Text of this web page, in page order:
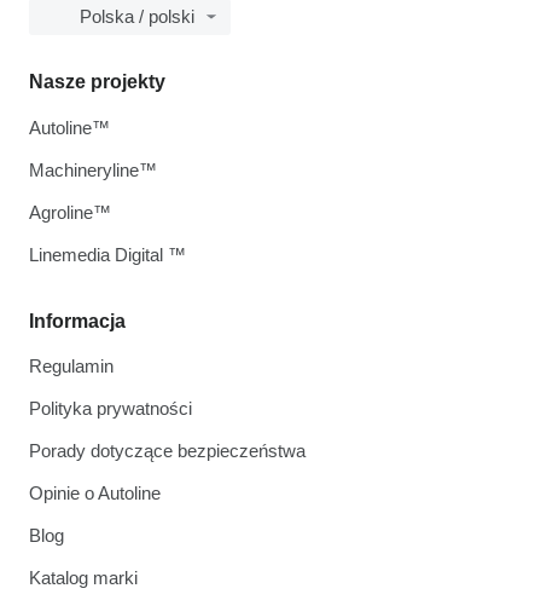
Polska / polski
Informacja
Regulamin
Polityka prywatności
Porady dotyczące bezpieczeństwa
Opinie o Autoline
Blog
Katalog marki
Nasze projekty
Autoline™
Machineryline™
Agroline™
Linemedia Digital ™